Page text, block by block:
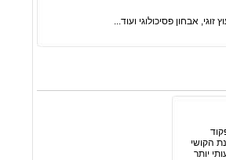
זוגי, אבחון פסיכולוגי ועוד...
הקושי
יותר